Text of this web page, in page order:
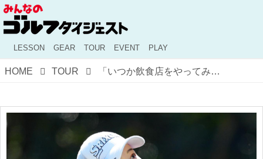
LESSON GEAR TOUR EVENT PLAY
HOME TOUR 「いつか飲食店をやってみたい。理想形態はキッチンカーです」。小祝さくらに聞いた、いつの日にかの〝夢〟